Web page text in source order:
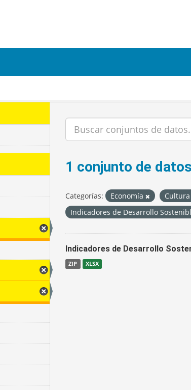
1 conjunto de
Categorías: Economía
Indicadores de Desarrollo
Indicadores de Desarrollo
ZIP XLSX